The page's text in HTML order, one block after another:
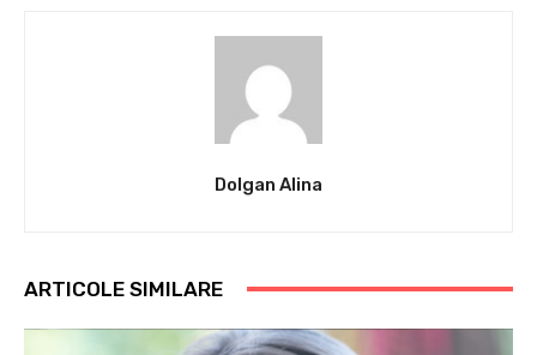
Dolgan Alina
ARTICOLE SIMILARE